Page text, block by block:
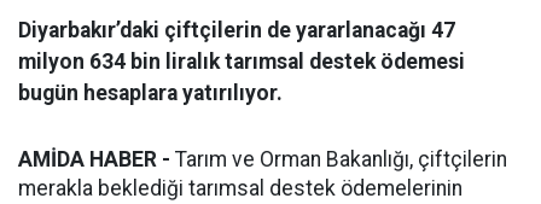
Diyarbakır’daki çiftçilerin de yararlanacağı 47
milyon 634 bin liralık tarımsal destek ödemesi
bugün hesaplara yatırılıyor.
AMİDA HABER - Tarım ve Orman Bakanlığı, çiftçilerin
merakla beklediği tarımsal destek ödemelerinin